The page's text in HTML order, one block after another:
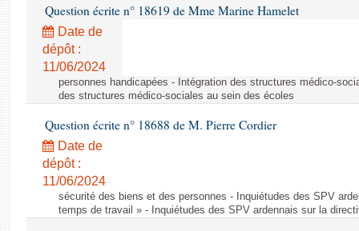
Question écrite n° 18619 de Mme Marine Hamelet
Date de
dépôt :
11/06/2024
personnes handicapées - Intégration des structures médico-
des structures médico-sociales au sein des écoles
Question écrite n° 18688 de M. Pierre Cordier
Date de
dépôt :
11/06/2024
sécurité des biens et des personnes - Inquiétudes des SPV
temps de travail » - Inquiétudes des SPV ardennais sur la